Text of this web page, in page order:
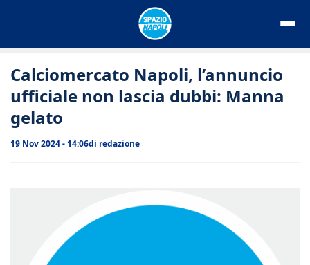
Calciomercato Napoli, l’annuncio
ufficiale non lascia dubbi: Manna
gelato
19 Nov 2024 - 14:06di redazione